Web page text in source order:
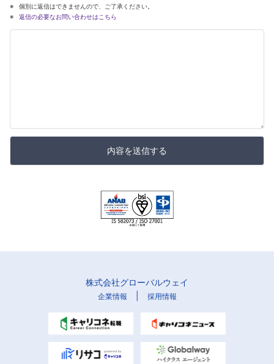
個別に返信はできませんので、ご了承ください。
返信の必要なお問い合わせはこちら
内容を送信する
株式会社グローバルウェイ
企業情報 採用情報